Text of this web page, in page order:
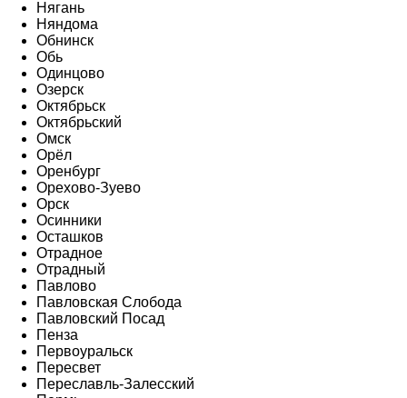
Нягань
Няндома
Обнинск
Обь
Одинцово
Озерск
Октябрьск
Октябрьский
Омск
Орёл
Оренбург
Орехово-Зуево
Орск
Осинники
Осташков
Отрадное
Отрадный
Павлово
Павловская Слобода
Павловский Посад
Пенза
Первоуральск
Пересвет
Переславль-Залесский